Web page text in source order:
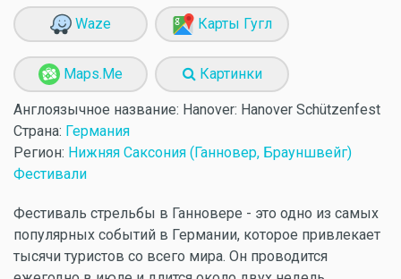
Waze Карты Гугл
Maps.Me Картинки
Англоязычное название: Hanover: Hanover Schützenfest
Страна: Германия
Регион: Нижняя Саксония (Ганновер, Брауншвейг)
Фестивали
Фестиваль стрельбы в Ганновере - это одно из самых
популярных событий в Германии, которое привлекает
тысячи туристов со всего мира. Он проводится